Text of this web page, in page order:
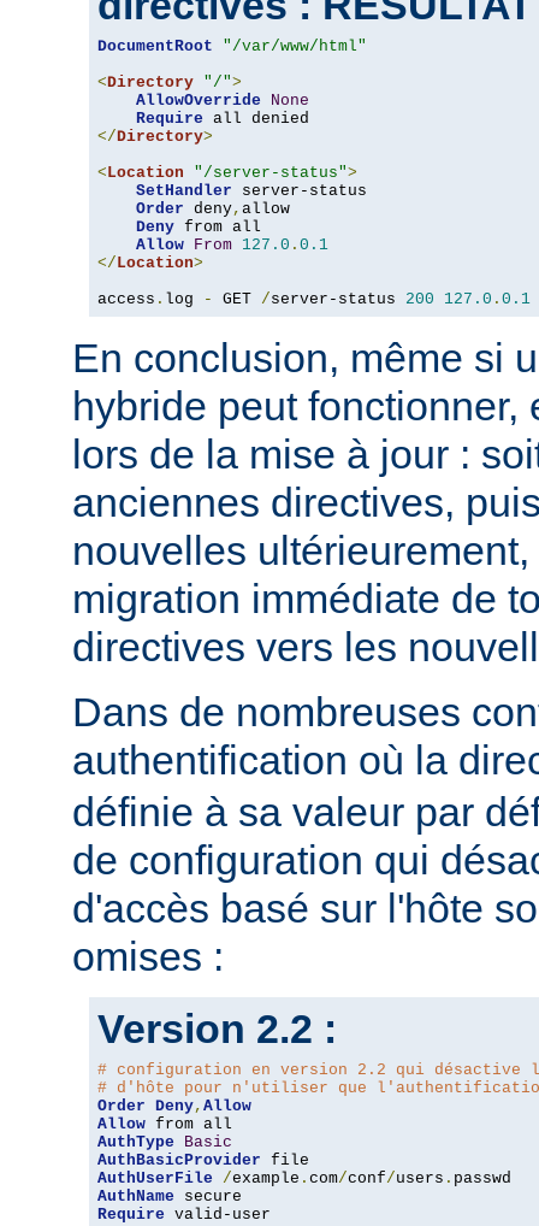
DocumentRoot
"/var/www/html"
<Directory "/">
AllowOverride
None
Require
</Directory>
<Location "/server-status">
SetHandler server-status
Order deny, allow
Deny from all
Allow From 127.0 . 0.1
</Location>
access . log - GET /server-status 200 127.0 . 0.1
En conclusion, même si
hybride peut fonctionner,
lors de la mise à jour :
anciennes directives,
nouvelles
migration immédiate de
directives vers les
Dans de nombreuses
authentification où la
définie à sa valeur par
de configuration qui
d'accès basé sur l'hôte
omises :
Version 2.2 :
# configuration en version 2.2 qui désactive
# d'hôte pour n'utiliser que
Order Deny, Allow
Allow
AuthType
Basic
AuthBasicProvider
AuthUserFile
/example . com/conf/users .
AuthName
Require valid-user